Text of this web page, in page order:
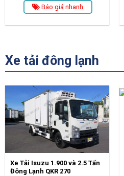
100.000kmBáo giá nhanh
Xe tải đông lạnh
Xe Tải Isuzu 1.900 và 2.5 Tấn
Đông Lạnh QKR 270